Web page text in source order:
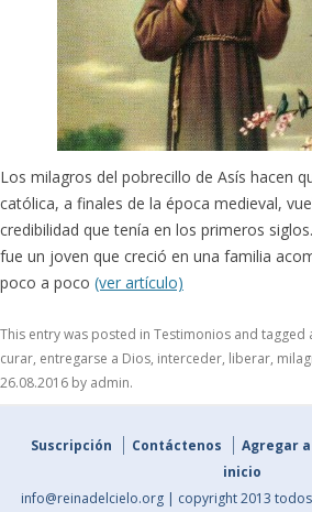
Los milagros del pobrecillo de Asís hacen
católica, a finales de la época medieval,
credibilidad que tenía en los primeros
fue un joven que creció en una familia
poco a poco (ver artículo)
This entry was posted in Testimonios and tagged
curar, entregarse a Dios, interceder, liberar,
26.08.2016 by admin.
Suscripción Contáctenos Agregar
inicio
info@reinadelcielo.org | copyright 2013 todos